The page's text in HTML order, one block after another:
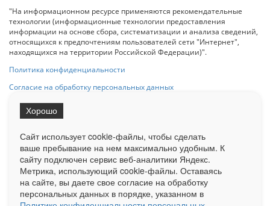
"На информационном ресурсе применяются рекомендательные
технологии (информационные технологии предоставления
информации на основе сбора, систематизации и анализа сведений,
относящихся к предпочтениям пользователей сети "Интернет",
находящихся на территории Российской Федерации)".
Политика конфиденциальности
Согласие на обработку персональных данных
При использовании любого материала с данного сайта гипер-ссылка
на Сетевое издание «ОрелТаймс» обязательна.
Ограниченная статистика посещаемости доступна на сайте
Liveinternet.ru . Подробная статистика для рекламодателей по запросу
у менеджера.
Сайт использует cookie-файлы, чтобы сделать
ваше пребывание на нем максимально удобным. К
cайту подключен сервис веб-аналитики Яндекс.
Метрика, использующий cookie-файлы. Оставаясь
на сайте, вы даете свое согласие на обработку
персональных данных в порядке, указанном в
Хорошо